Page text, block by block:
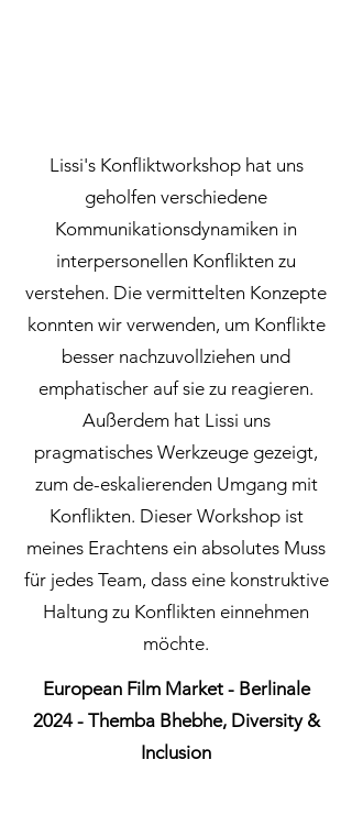
Lissi's Konfliktworkshop hat uns
geholfen verschiedene
Kommunikationsdynamiken in
interpersonellen Konflikten zu
verstehen. Die vermittelten Konzepte
konnten wir verwenden, um Konflikte
besser nachzuvollziehen und
emphatischer auf sie zu reagieren.
Außerdem hat Lissi uns
pragmatisches Werkzeuge gezeigt,
zum de-eskalierenden Umgang mit
Konflikten. Dieser Workshop ist
meines Erachtens ein absolutes Muss
für jedes Team, dass eine konstruktive
Haltung zu Konflikten einnehmen
möchte.
European Film Market - Berlinale
2024 - Themba Bhebhe, Diversity &
Inclusion